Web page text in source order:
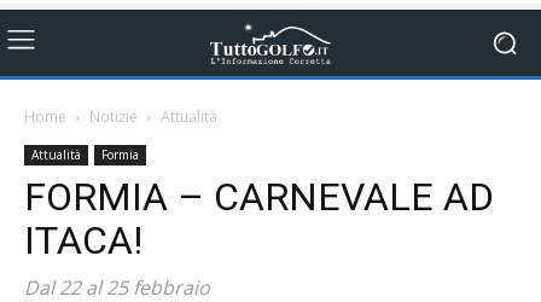
Home Notizie Attualità
Attualità Formia
FORMIA – CARNEVALE AD
ITACA!
Dal 22 al 25 febbraio